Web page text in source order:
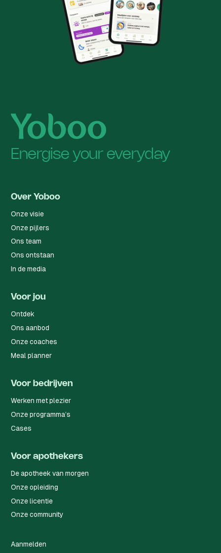
Energise your everyday
Over Yoboo
Onze visie
Onze pijlers
Ons team
Ons ontstaan
In de media
Voor jou
Ontdek
Ons aanbod
Onze coaches
Meal planner
Voor bedrijven
Werken met plezier
Onze programma’s
Cases
Voor apothekers
De apotheek van morgen
Onze opleiding
Onze licentie
Onze community
Aanmelden